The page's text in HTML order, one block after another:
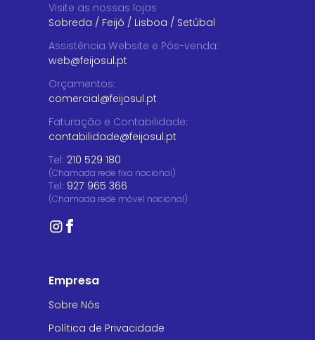
Visite as nossas lojas
Sobreda / Feijó / Lisboa / Setúbal
Assistência Website e Pós-venda:
web@feijosul.pt
Orçamentos:
comercial@feijosul.pt
Faturação e Contabilidade:
contabilidade@feijosul.pt
Tel: 210 529 180
(Chamada rede fixa nacional)
Tel: 927 965 366
(Chamada rede móvel nacional)
Empresa
Sobre Nós
Política de Privacidade